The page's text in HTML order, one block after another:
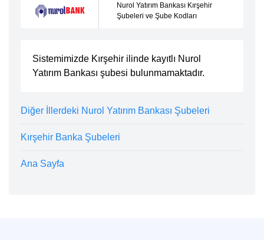
Nurol Yatırım Bankası Kırşehir
Şubeleri ve Şube Kodları
Sistemimizde Kırşehir ilinde kayıtlı Nurol
Yatırım Bankası şubesi bulunmamaktadır.
Diğer İllerdeki Nurol Yatırım Bankası Şubeleri
Kırşehir Banka Şubeleri
Ana Sayfa